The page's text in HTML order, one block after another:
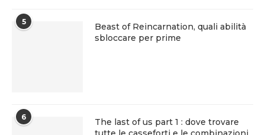
5
Beast of Reincarnation, quali abilità
sbloccare per prime
6
The last of us part 1 : dove trovare